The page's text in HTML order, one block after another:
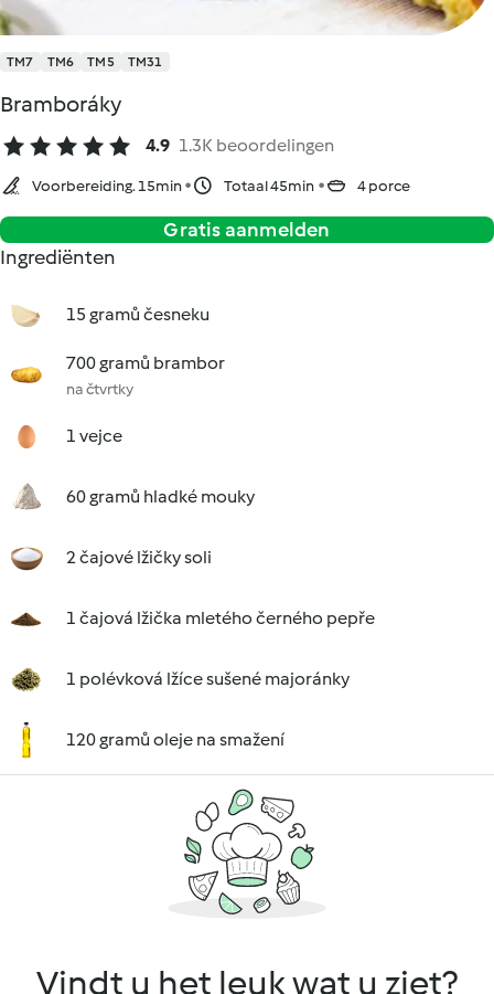
TM7 TM6 TM5 TM31
Bramboráky
4.9 1.3K beoordelingen
Voorbereiding. 15min Totaal 45min 4 porce
Gratis aanmelden
Ingrediënten
15 gramů česneku
700 gramů brambor
na čtvrtky
1 vejce
60 gramů hladké mouky
2 čajové lžičky soli
1 čajová lžička mletého černého pepře
1 polévková lžíce sušené majoránky
120 gramů oleje na smažení
Vindt u het leuk wat u ziet?